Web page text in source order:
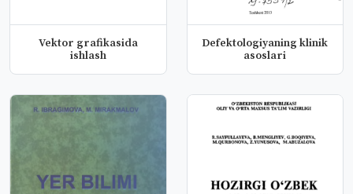
Vektor grafikasida
ishlash
Defektologiyaning klinik
asoslari